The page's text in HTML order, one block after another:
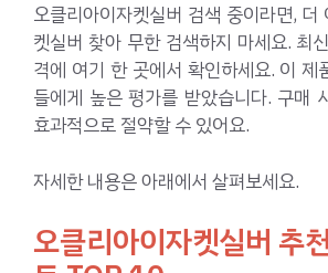
오클리아이자켓실버 검색 중이라면, 더
켓실버 찾아 무한 검색하지 마세요. 최
격에 여기 한 곳에서 확인하세요. 이 제
들에게 높은 평가를 받았습니다. 구매
효과적으로 절약할 수 있어요.
자세한 내용은 아래에서 살펴보세요.
오클리아이자켓실버 추